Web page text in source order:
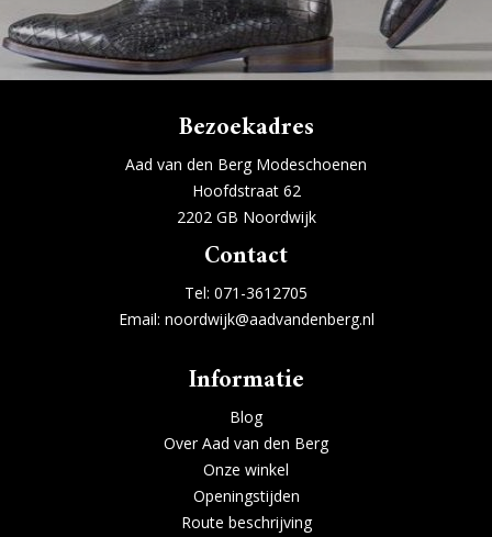
Bezoekadres
Aad van den Berg Modeschoenen
Hoofdstraat 62
2202 GB Noordwijk
Contact
Tel: 071-3612705
Email: noordwijk@aadvandenberg.nl
Informatie
Blog
Over Aad van den Berg
Onze winkel
Openingstijden
Route beschrijving